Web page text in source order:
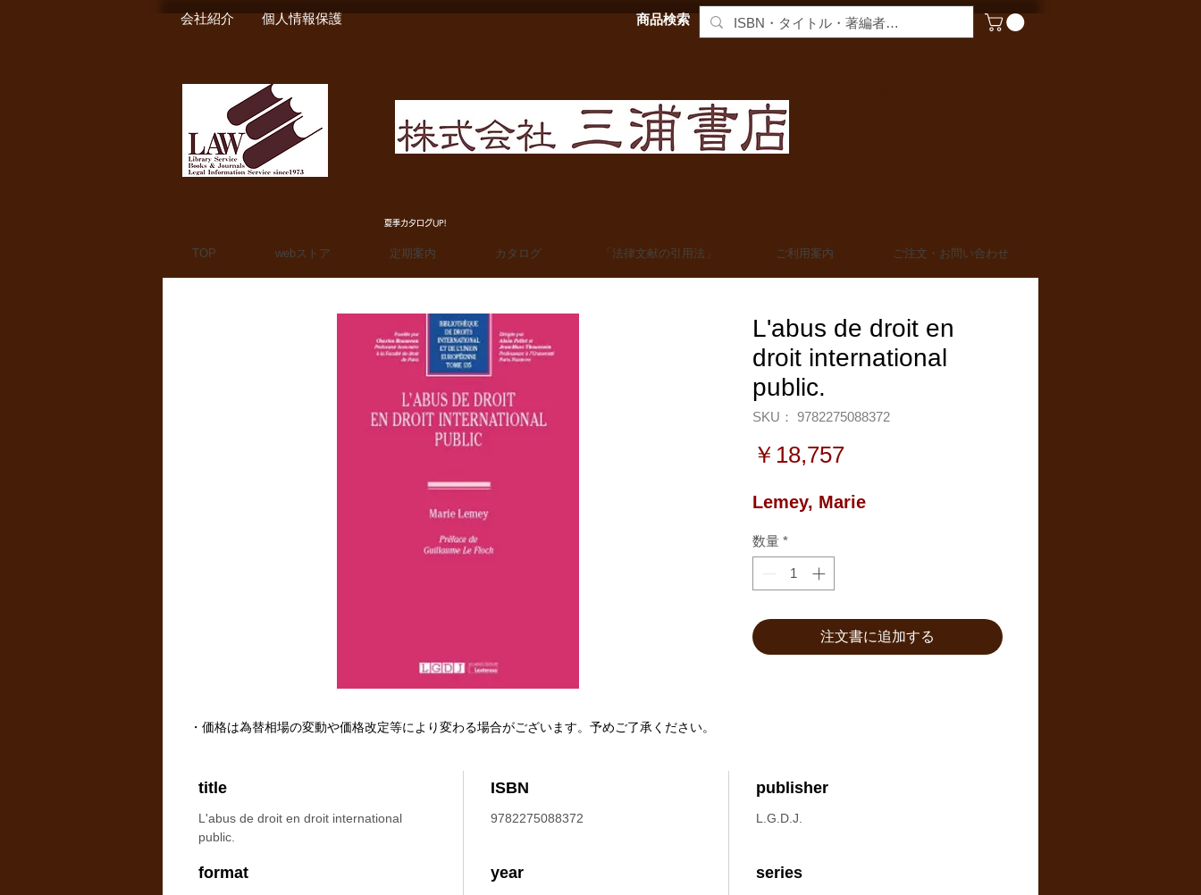
会社紹介 個人情報保護 商品検索
夏季カタログUP!
TOP webストア 定期案内 カタログ 「法律文献の引用法」 ご利用案内 ご注文・お問い合わせ
L'abus de droit en
droit international
public.
SKU： 9782275088372
￥18,757価
Lemey, Marie
数量 *
注文書に追加する
title
L'abus de droit en droit international
public.
ISBN
9782275088372
publisher
L.G.D.J.
format year series
・価格は為替相場の変動や価格改定等により変わる場合がございます。予めご了承ください。